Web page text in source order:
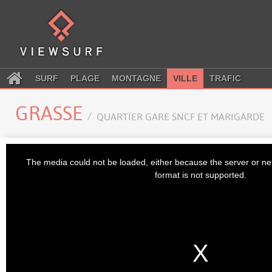
SURF PLAGE MONTAGNE VILLE TRAFIC
GRASSE QUARTIER GARE SNCF ET MARIGARDE
The media could not be loaded, either because the server or
format is not supported.